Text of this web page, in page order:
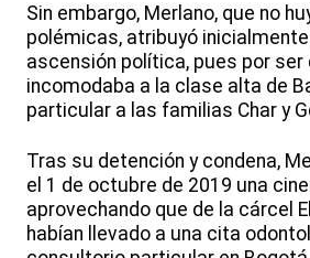
Sin embargo, Merlano, que no
polémicas, atribuyó
ascensión política, pues por ser
incomodaba a la clase alta de
particular a las familias Char y
Tras su detención y condena,
el 1 de octubre de 2019 una
aprovechando que de la cárcel
habían llevado a una cita